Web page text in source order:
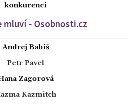
konkurenci
mluví - Osobnosti.cz
Andrej Babiš
Petr Pavel
Zagorová
Kazmitch